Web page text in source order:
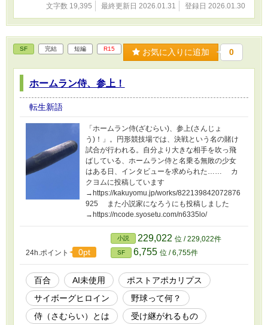
文字数 19,395 最終更新日 2026.01.31 登録日 2026.01.30
SF 完結 短編 R15 お気に入りに追加 0
ホームラン侍、参上！
転生新語
「ホームラン侍(ざむらい)、参上(さんじょ
う)！」。円形競技場では、決戦という名の賭け
試合が行われる。自分より大きな相手を吹っ飛
ばしている、ホームラン侍と名乗る無敗の少女
はある日、インタビューを求められた…… カ
クヨムに投稿しています
→https://kakuyomu.jp/works/822139842072876
925 また小説家になろうにも投稿しました
→https://ncode.syosetu.com/n6335lo/
24h.ポイント 0pt
小説 229,022 位 / 229,022件
SF 6,755 位 / 6,755件
百合 AI未使用
ポストアポカリプス
サイボーグヒロイン
野球って何？
侍（さむらい）とは
受け継がれるもの